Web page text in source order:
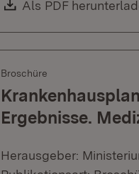
Download:
Als PDF
Broschüre
Ergebnisse.
Herausgeber: